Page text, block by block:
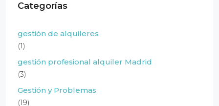
Categorías
gestión de alquileres
(1)
gestión profesional alquiler Madrid
(3)
Gestión y Problemas
(19)